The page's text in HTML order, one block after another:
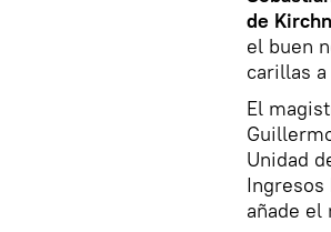
de
el buen
carillas
El
Unidad
añade el